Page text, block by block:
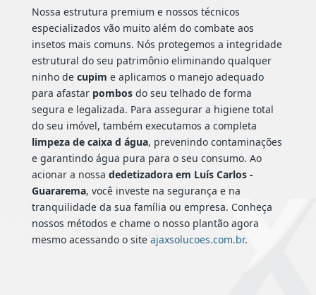
Nossa estrutura premium e nossos técnicos
especializados vão muito além do combate aos
insetos mais comuns. Nós protegemos a integridade
estrutural do seu patrimônio eliminando qualquer
ninho de cupim e aplicamos o manejo adequado
para afastar pombosdo seu telhado de forma
segura e legalizada. Para assegurar a higiene total
do seu imóvel, também executamos a completa
limpeza de caixa d água, prevenindo contaminações
e garantindo água pura para o seu consumo. Ao
acionar a nossa dedetizadora em Luís Carlos -
Guararema, você investe na segurança e na
tranquilidade da sua família ou empresa. Conheça
nossos métodos e chame o nosso plantão agora
mesmo acessando o site ajaxsolucoes.com.br.